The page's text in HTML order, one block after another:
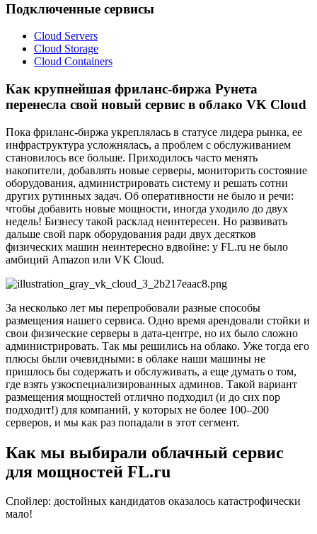
Подключенные сервисы
Cloud Servers
Cloud Storage
Cloud Containers
Как крупнейшая фриланс-биржа Рунета
перенесла свой новый сервис в облако VK Cloud
Пока фриланс-биржа укреплялась в статусе лидера рынка, ее
инфраструктура усложнялась, а проблем с обслуживанием
становилось все больше. Приходилось часто менять
накопители, добавлять новые серверы, мониторить состояние
оборудования, администрировать систему и решать сотни
других рутинных задач. Об оперативности не было и речи:
чтобы добавить новые мощности, иногда уходило до двух
недель! Бизнесу такой расклад неинтересен. Но развивать
дальше свой парк оборудования ради двух десятков
физических машин неинтересно вдвойне: у FL.ru не было
амбиций Amazon или VK Cloud.
За несколько лет мы перепробовали разные способы
размещения нашего сервиса. Одно время арендовали стойки и
свои физические серверы в дата-центре, но их было сложно
администрировать. Так мы решились на облако. Уже тогда его
плюсы были очевидными: в облаке наши машины не
пришлось бы содержать и обслуживать, а еще думать о том,
где взять узкоспециализированных админов. Такой вариант
размещения мощностей отлично подходил (и до сих пор
подходит!) для компаний, у которых не более 100–200
серверов, и мы как раз попадали в этот сегмент.
Как мы выбирали облачный сервис
для мощностей FL.ru
Спойлер: достойных кандидатов оказалось катастрофически
мало!